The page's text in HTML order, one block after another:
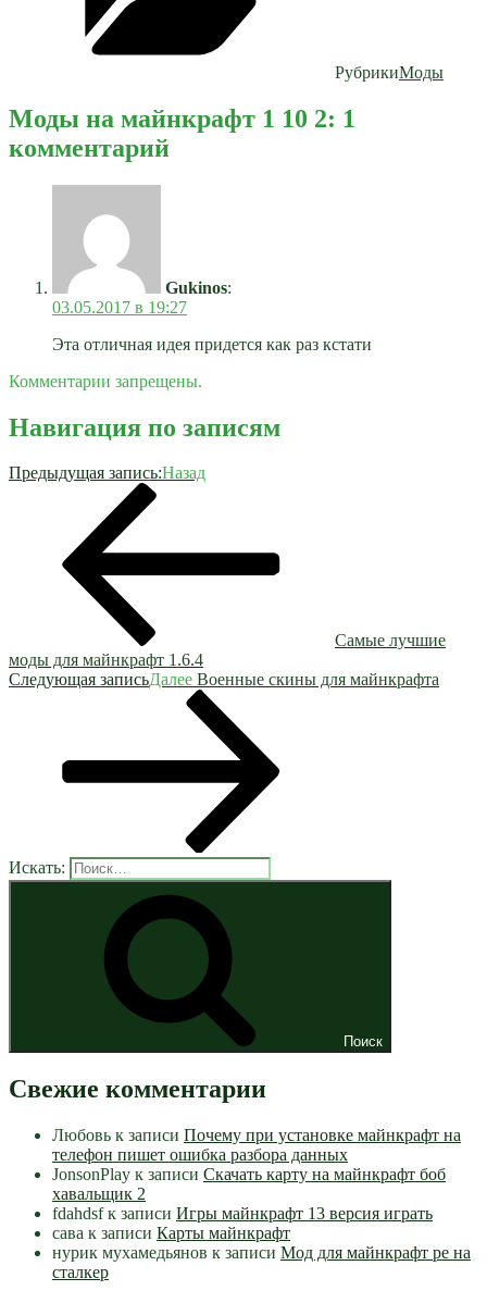
РубрикиМоды
Моды на майнкрафт 1 10 2: 1
комментарий
Gukinos:
03.05.2017 в 19:27
Эта отличная идея придется как раз кстати
Комментарии запрещены.
Навигация по записям
Предыдущая запись:Назад
Самые лучшие
моды для майнкрафт 1.6.4
Следующая записьДалее Военные скины для майнкрафта
Искать:
Поиск
Свежие комментарии
Любовь к записи Почему при установке майнкрафт на
телефон пишет ошибка разбора данных
JonsonPlay к записи Скачать карту на майнкрафт боб
хавальщик 2
fdahdsfк записи Игры майнкрафт 13 версия играть
сава к записи Карты майнкрафт
нурик мухамедьянов к записи Мод для майнкрафт pe на
сталкер